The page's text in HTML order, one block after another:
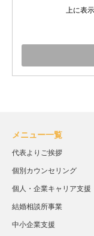
上に表
メニュー一覧
代表よりご挨拶
個別カウンセリング
個人・企業キャリア支援
結婚相談所事業
中小企業支援